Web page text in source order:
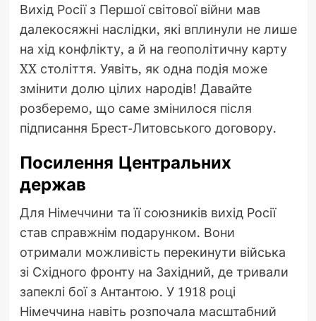
Вихід Росії з Першої світової війни мав
далекосяжні наслідки, які вплинули не лише
на хід конфлікту, а й на геополітичну карту
XX століття. Уявіть, як одна подія може
змінити долю цілих народів! Давайте
розберемо, що саме змінилося після
підписання Брест-Литовського договору.
Посилення Центральних
держав
Для Німеччини та її союзників вихід Росії
став справжнім подарунком. Вони
отримали можливість перекинути війська
зі Східного фронту на Західний, де тривали
запеклі бої з Антантою. У 1918 році
Німеччина навіть розпочала масштабний